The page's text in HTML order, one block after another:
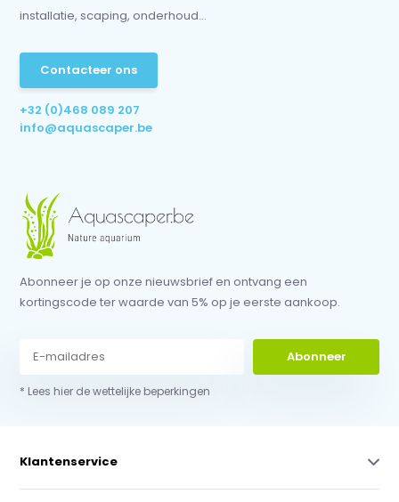
installatie, scaping, onderhoud...
Contacteer ons
+32 (0)468 089 207
info@aquascaper.be
Abonneer je op onze nieuwsbrief en ontvang een
kortingscode ter waarde van 5% op je eerste aankoop.
Abonneer
* Lees hier de wettelijke beperkingen
Klantenservice